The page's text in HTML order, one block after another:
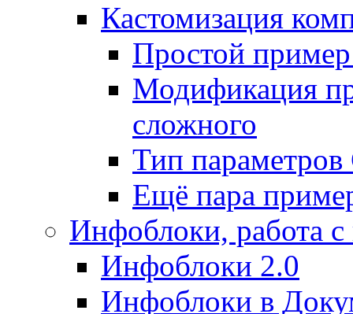
Кастомизация
Простой
Модификация
сложного
Тип
Ещё пара
Инфоблоки, работа
Инфоблоки 2.0
Инфоблоки в